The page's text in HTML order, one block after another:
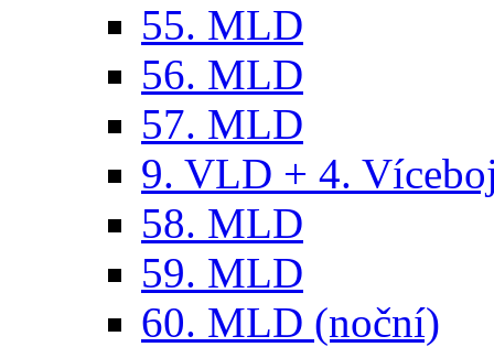
55. MLD
56. MLD
57. MLD
9. VLD + 4.
58. MLD
59. MLD
60. MLD (noční)